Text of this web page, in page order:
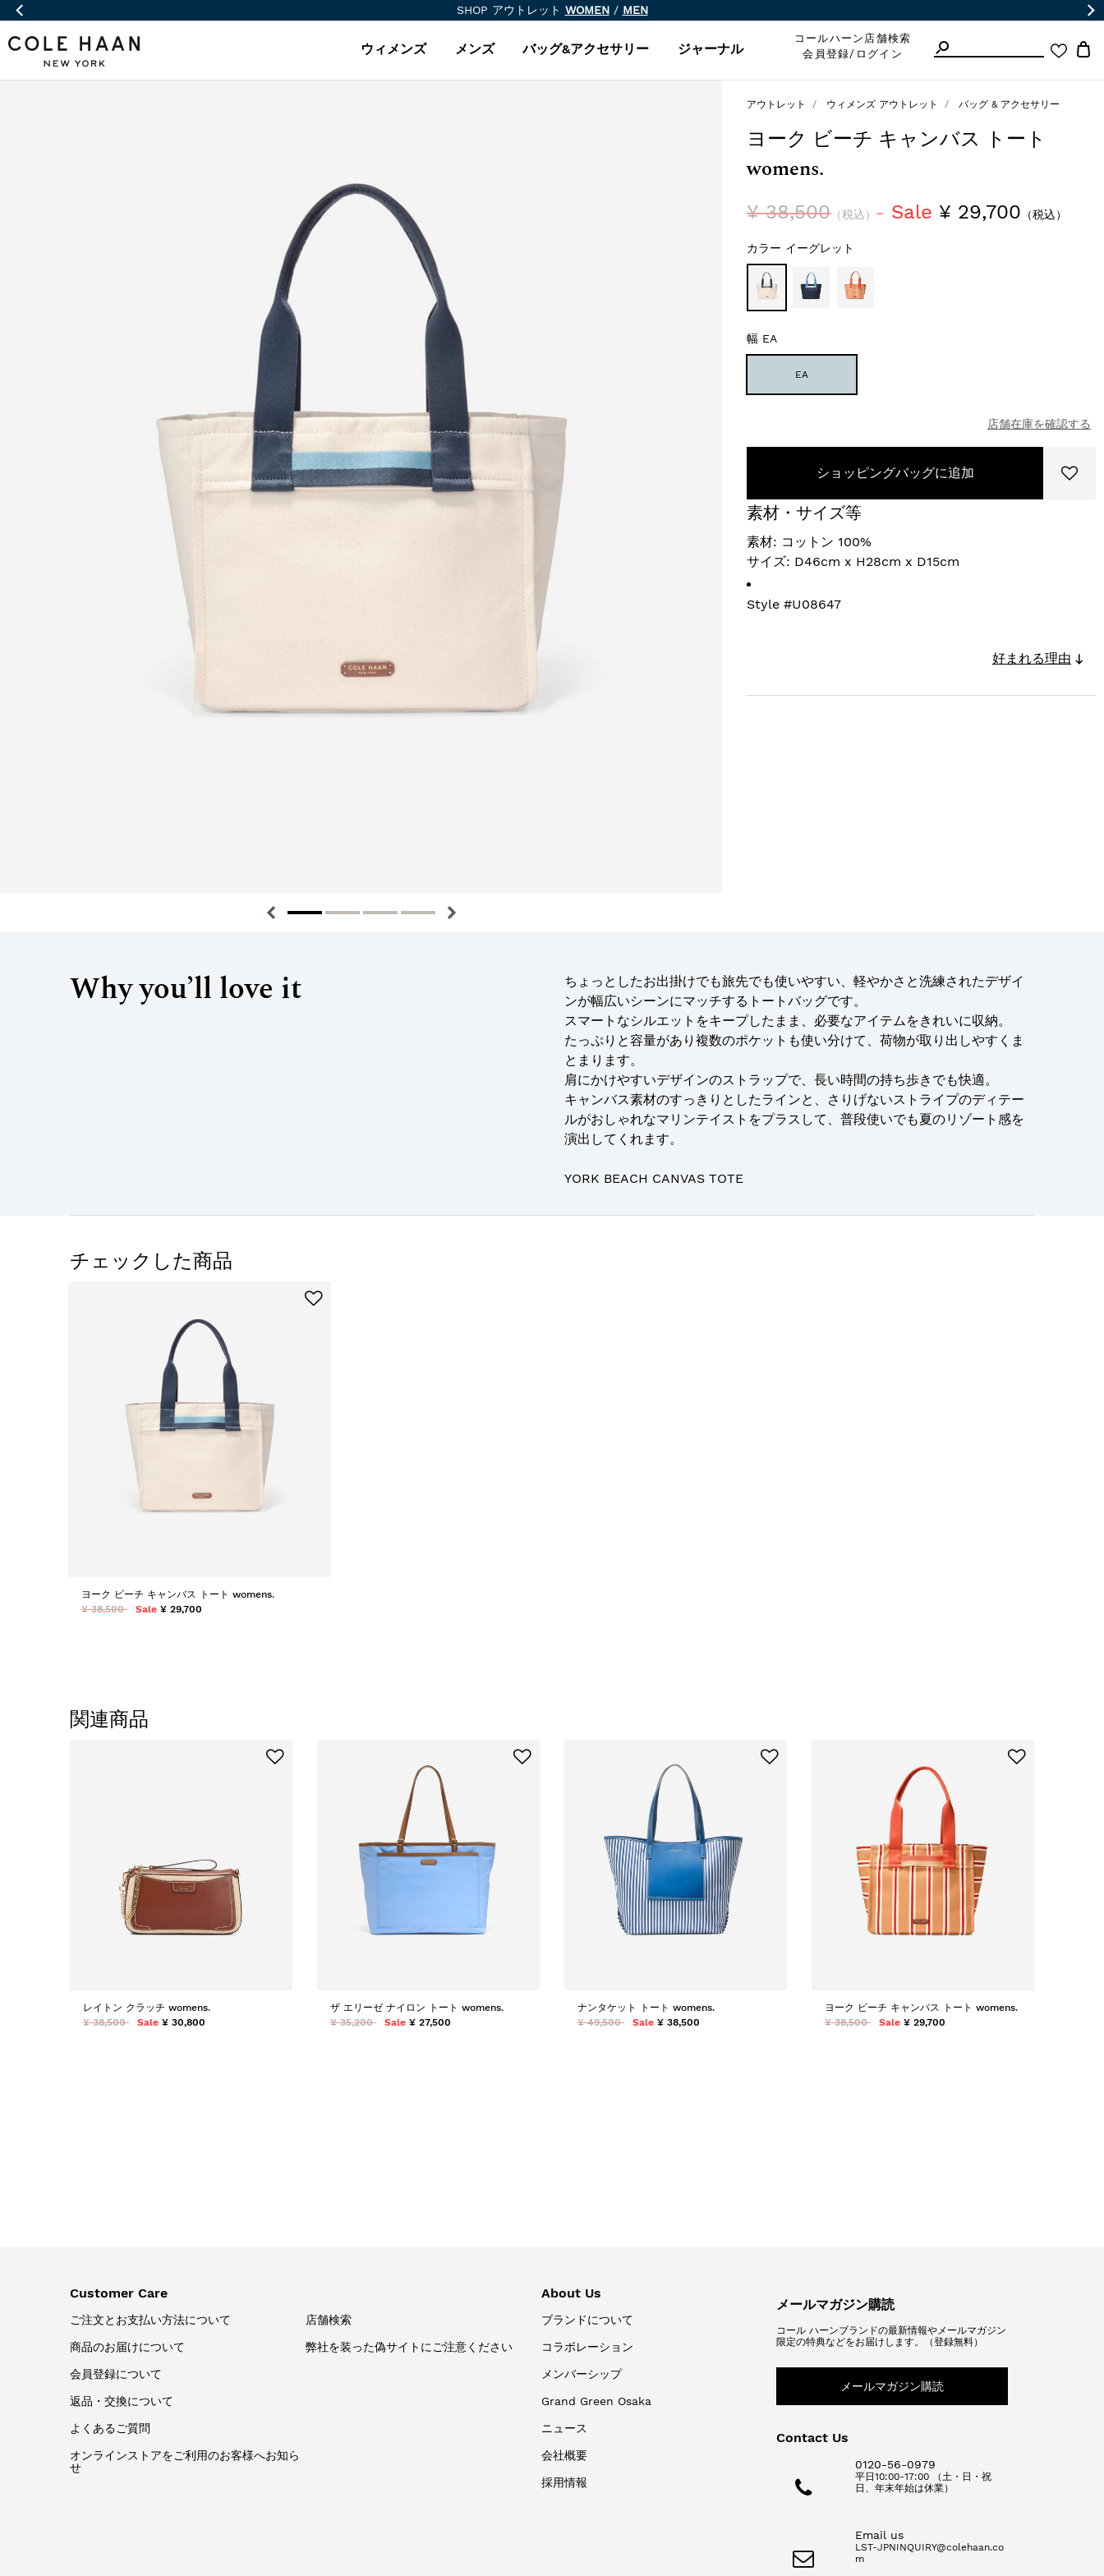
SHOP アウトレット WOMEN/ MEN
ウィメンズ メンズ バッグ&アクセサリー ジャーナル
コールハーン店舗検索
会員登録/ログイン
アウトレット ウィメンズ アウトレット バッグ & アクセサリー
ヨーク ビーチ キャンバス トート
womens.
¥ 38,500（税込） Sale ¥ 29,700 （税込）
カラー イーグレット
幅 EA
EA
店舗在庫を確認する
ショッピングバッグに追加
素材・サイズ等
素材: コットン 100%
サイズ: D46cm x H28cm x D15cm
Style #U08647
好まれる理由
Why you’ll love it
ちょっとしたお出掛けでも旅先でも使いやすい、軽やかさと洗練されたデザイ
ンが幅広いシーンにマッチするトートバッグです。
スマートなシルエットをキープしたまま、必要なアイテムをきれいに収納。
たっぷりと容量があり複数のポケットも使い分けて、荷物が取り出しやすくま
とまります。
肩にかけやすいデザインのストラップで、長い時間の持ち歩きでも快適。
キャンバス素材のすっきりとしたラインと、さりげないストライプのディテー
ルがおしゃれなマリンテイストをプラスして、普段使いでも夏のリゾート感を
演出してくれます。
YORK BEACH CANVAS TOTE
チェックした商品
ヨーク ビーチ キャンバス トート womens.
¥ 38,500
Sale ¥ 29,700
関連商品
レイトン クラッチ womens.
¥ 38,500
Sale ¥ 30,800
ザ エリーゼ ナイロン トート womens.
¥ 35,200
Sale ¥ 27,500
ナンタケット トート womens.
¥ 49,500
Sale ¥ 38,500
ヨーク ビーチ キャンバス トート womens.
¥ 38,500
Sale ¥ 29,700
Customer Care
ご注文とお支払い方法について
商品のお届けについて
会員登録について
返品・交換について
よくあるご質問
オンラインストアをご利用のお客様へお知ら
せ
店舗検索
弊社を装った偽サイトにご注意ください
About Us
ブランドについて
コラボレーション
メンバーシップ
Grand Green Osaka
ニュース
会社概要
採用情報
メールマガジン購読
コール ハーンブランドの最新情報やメールマガジン
限定の特典などをお届けします。（登録無料）
メールマガジン購読
Contact Us
0120-56-0979
平日10:00-17:00 （土・日・祝
日、年末年始は休業）
Email us
LST-JPNINQUIRY@colehaan.co
m